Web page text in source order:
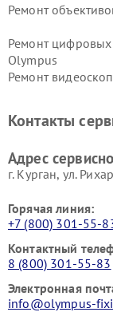
Ремонт
Ремонт
Olympus
Ремонт
Контакты
Адрес
г. Курган, ул.
Горячая линия:
+7 (800) 301-55-
Контактный
8 (800) 301-55-83
Электронная
info@olympus-